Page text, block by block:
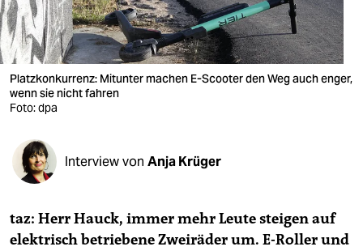
verlag
verlag
veranstaltungen
shop
fragen & hilfe
unterstützen
genossenschaft
Platzkonkurrenz: Mitunter machen E-Scooter den Weg auch enger,
wenn sie nicht fahren
Foto: dpa
Interview von Anja Krüger
taz: Herr Hauck, immer mehr Leute steigen auf
elektrisch betriebene Zweiräder um. E-Roller und